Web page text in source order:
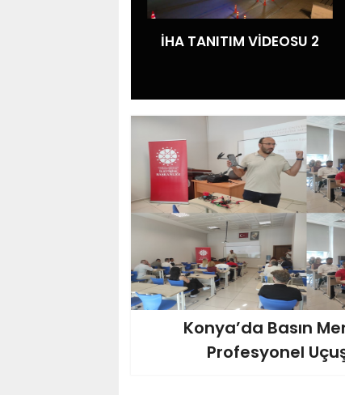
İHA TANITIM VİDEOSU 2
Konya’da Basın
Profesyonel